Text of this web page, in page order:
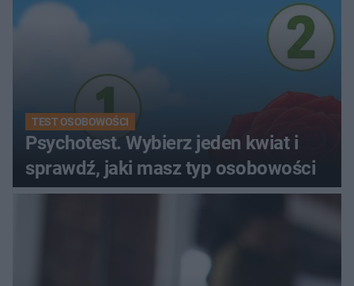
TEST OSOBOWOŚCI
Psychotest. Wybierz jeden kwiat i
sprawdź, jaki masz typ osobowości